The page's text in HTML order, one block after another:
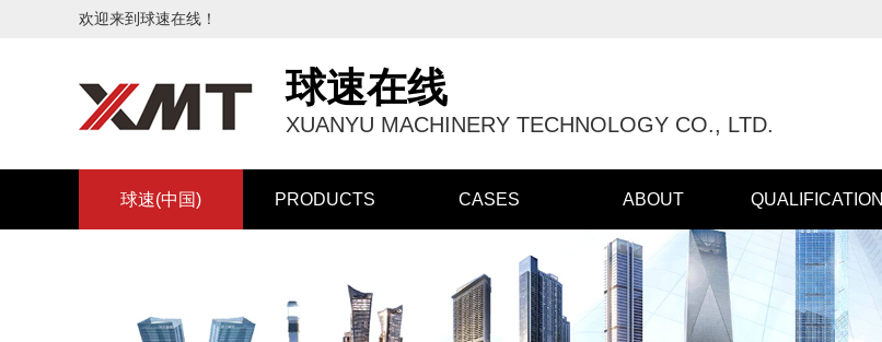
欢迎来到球速在线！
球速在线
XUANYU MACHINERY TECHNOLOGY CO., LTD.
球速(中国) PRODUCTS CASES ABOUT QUALIFICATION